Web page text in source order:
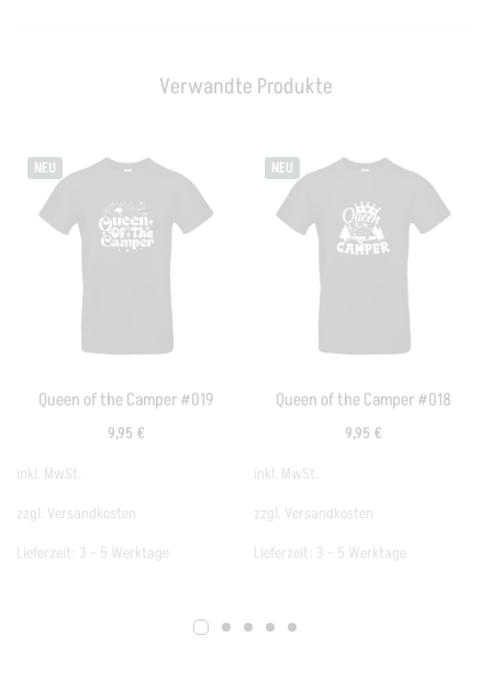
Verwandte Produkte
NEU
Queen of the Camper #019
9,95 €
inkl. MwSt.
zzgl. Versandkosten
Lieferzeit: 3 - 5 Werktage
NEU
Queen of the Camper #018
9,95 €
inkl. MwSt.
zzgl. Versandkosten
Lieferzeit: 3 - 5 Werktage